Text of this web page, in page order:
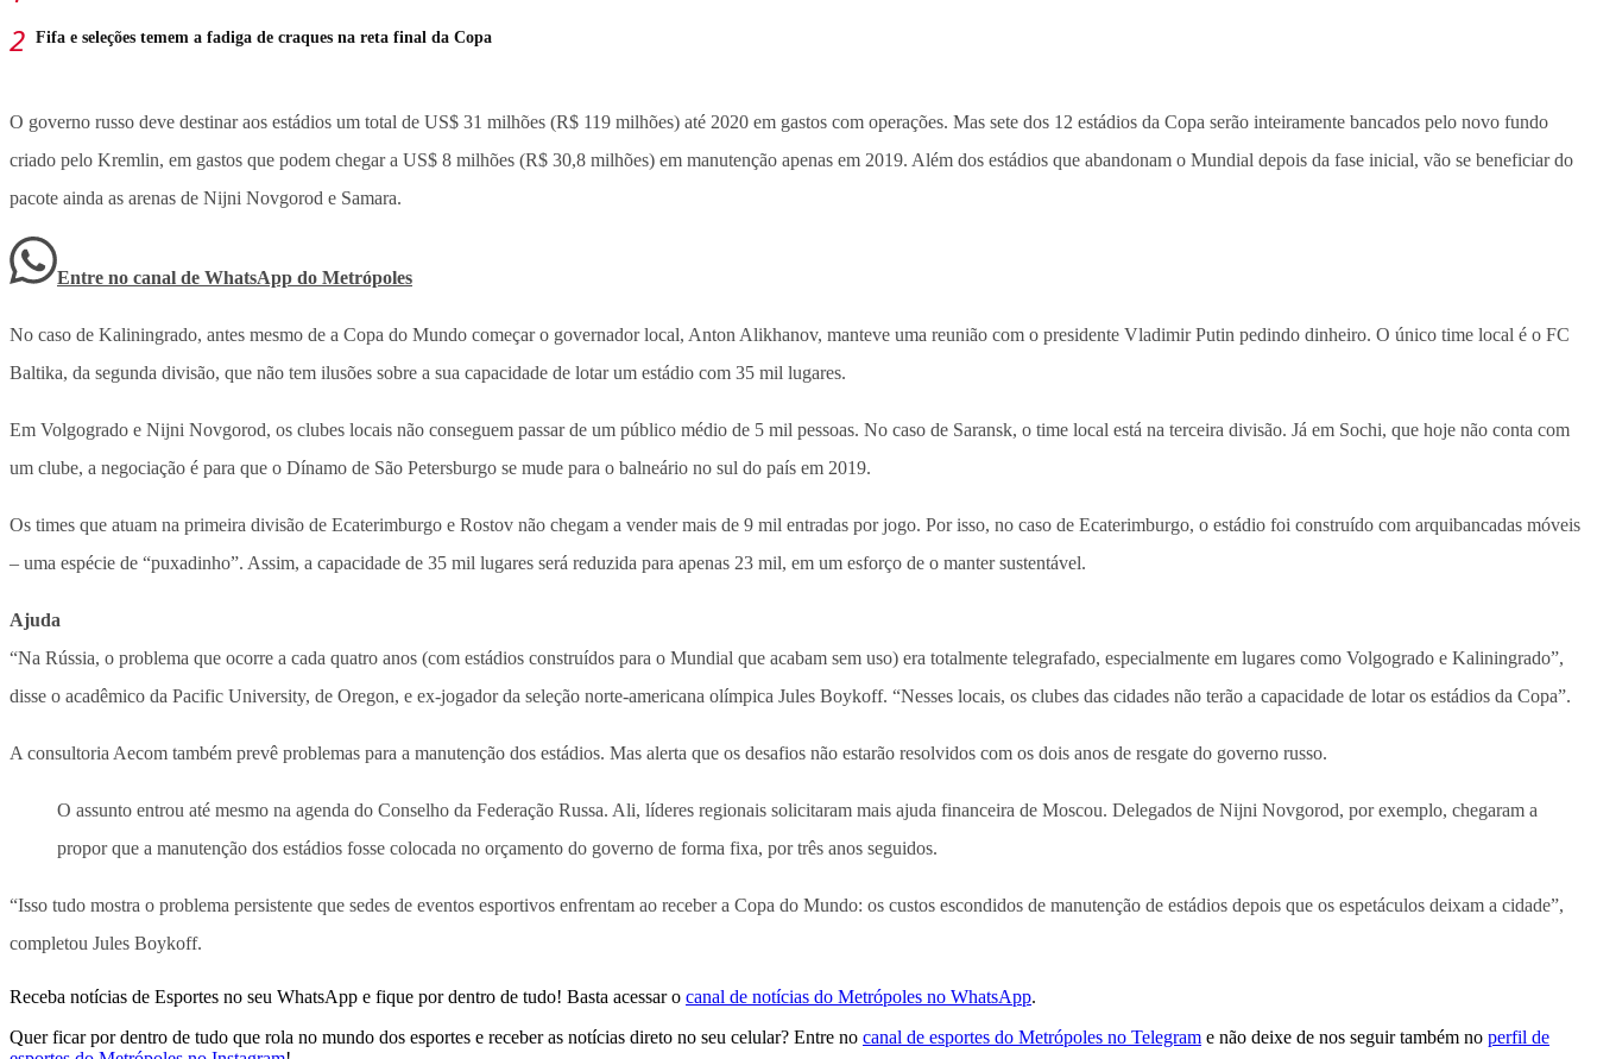
Fifa e seleções temem a fadiga de craques na reta final da Copa
O governo russo deve destinar aos estádios um total de US$ 31 milhões (R$ 119 milhões) até 2020 em gastos com operações. Mas sete dos 12 estádios da Copa serão inteiramente bancados pelo novo fundo
criado pelo Kremlin, em gastos que podem chegar a US$ 8 milhões (R$ 30,8 milhões) em manutenção apenas em 2019. Além dos estádios que abandonam o Mundial depois da fase inicial, vão se beneficiar do
pacote ainda as arenas de Nijni Novgorod e Samara.
Entre no canal de WhatsApp do Metrópoles
No caso de Kaliningrado, antes mesmo de a Copa do Mundo começar o governador local, Anton Alikhanov, manteve uma reunião com o presidente Vladimir Putin pedindo dinheiro. O único time local é o FC
Baltika, da segunda divisão, que não tem ilusões sobre a sua capacidade de lotar um estádio com 35 mil lugares.
Em Volgogrado e Nijni Novgorod, os clubes locais não conseguem passar de um público médio de 5 mil pessoas. No caso de Saransk, o time local está na terceira divisão. Já em Sochi, que hoje não conta com
um clube, a negociação é para que o Dínamo de São Petersburgo se mude para o balneário no sul do país em 2019.
Os times que atuam na primeira divisão de Ecaterimburgo e Rostov não chegam a vender mais de 9 mil entradas por jogo. Por isso, no caso de Ecaterimburgo, o estádio foi construído com arquibancadas móveis
– uma espécie de “puxadinho”. Assim, a capacidade de 35 mil lugares será reduzida para apenas 23 mil, em um esforço de o manter sustentável.
Ajuda
“Na Rússia, o problema que ocorre a cada quatro anos (com estádios construídos para o Mundial que acabam sem uso) era totalmente telegrafado, especialmente em lugares como Volgogrado e Kaliningrado”,
disse o acadêmico da Pacific University, de Oregon, e ex-jogador da seleção norte-americana olímpica Jules Boykoff. “Nesses locais, os clubes das cidades não terão a capacidade de lotar os estádios da Copa”.
A consultoria Aecom também prevê problemas para a manutenção dos estádios. Mas alerta que os desafios não estarão resolvidos com os dois anos de resgate do governo russo.
O assunto entrou até mesmo na agenda do Conselho da Federação Russa. Ali, líderes regionais solicitaram mais ajuda financeira de Moscou. Delegados de Nijni Novgorod, por exemplo, chegaram a
propor que a manutenção dos estádios fosse colocada no orçamento do governo de forma fixa, por três anos seguidos.
“Isso tudo mostra o problema persistente que sedes de eventos esportivos enfrentam ao receber a Copa do Mundo: os custos escondidos de manutenção de estádios depois que os espetáculos deixam a cidade”,
completou Jules Boykoff.
Receba notícias de Esportes no seu WhatsApp e fique por dentro de tudo! Basta acessar o canal de notícias do Metrópoles no WhatsApp.
Quer ficar por dentro de tudo que rola no mundo dos esportes e receber as notícias direto no seu celular? Entre no canal de esportes do Metrópoles no Telegram e não deixe de nos seguir também no perfil de